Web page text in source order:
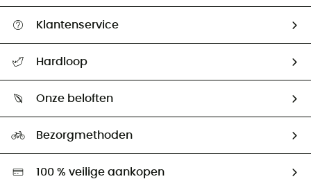
Klantenservice
Retourzendingen & Terugbetalingen
Hardloop
Ambassadeurs
Onze beloften
Hardgreen
Bezorgmethoden
100 % veilige aankopen